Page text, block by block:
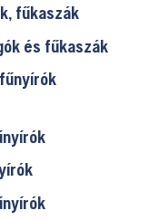
fűkaszák
és fűkaszák